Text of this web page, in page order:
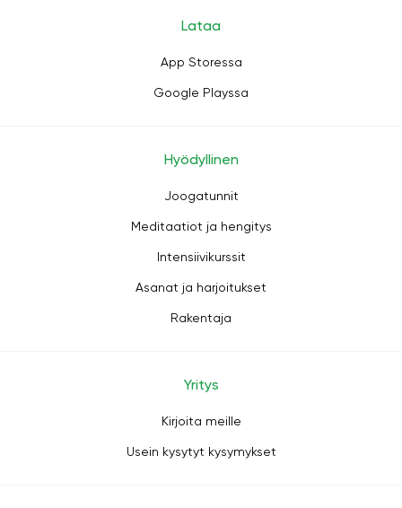
Lataa
App Storessa
Google Playssa
Hyödyllinen
Joogatunnit
Meditaatiot ja hengitys
Intensiivikurssit
Asanat ja harjoitukset
Rakentaja
Yritys
Kirjoita meille
Usein kysytyt kysymykset